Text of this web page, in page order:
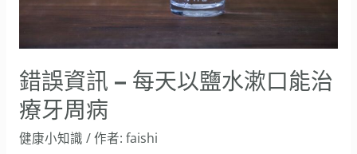
錯誤資訊 – 每天以鹽水漱口能治
療牙周病
健康小知識 / 作者: faishi
以
鹽
水
漱
口
能